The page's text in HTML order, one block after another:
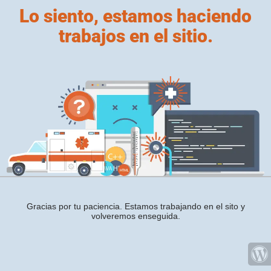
Lo siento, estamos haciendo
trabajos en el sitio.
Gracias por tu paciencia. Estamos trabajando en el sito y
volveremos enseguida.